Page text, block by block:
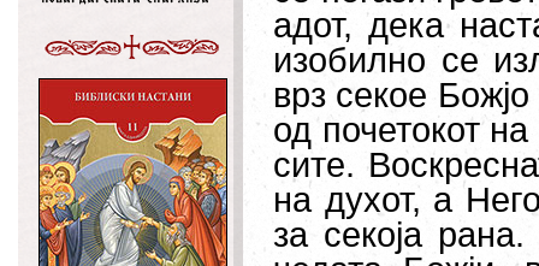
адот, дека
изобилно се
врз секое
од почетокот
сите.
на духот, а
за секоја